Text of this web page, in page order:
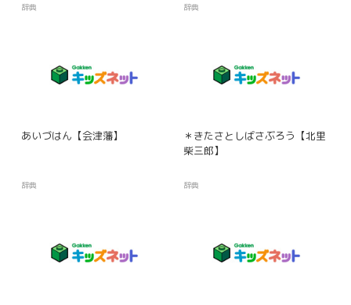
辞典 辞典
あいづはん【会津藩】
辞典
＊きたさとしばさぶろう【北里
柴三郎】
辞典